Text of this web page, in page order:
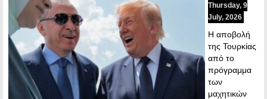
Thursday, 9
July, 2026
Η αποβολή
της Τουρκίας
από το
πρόγραμμα
των
μαχητικών